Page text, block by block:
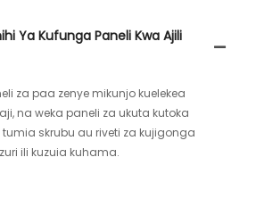
Ya Kufunga Paneli Kwa Ajili
za paa zenye mikunjo kuelekea
na weka paneli za ukuta kutoka
skrubu au riveti za kujigonga
ili kuzuia kuhama.